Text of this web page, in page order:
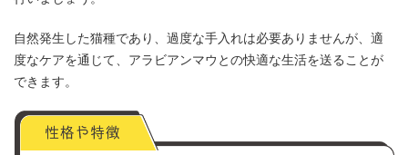
自然発生した猫種であり、過度な手入れは必要ありませんが、適
度なケアを通じて、アラビアンマウとの快適な生活を送ることが
できます。